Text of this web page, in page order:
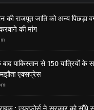
की राजपूत जाति को अन्य पिछड़ा
की मांग
पाकिस्तान से 150 यात्रियों के
एक्सप्रेस